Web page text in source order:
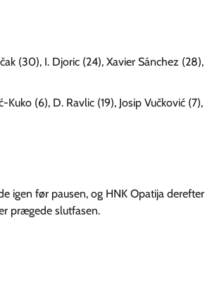
(30), I. Djoric (24), Xavier Sánchez (28),
Kuko (6), D. Ravlic (19), Josip Vučković (7),
igen før pausen, og HNK Opatija derefter
prægede slutfasen.